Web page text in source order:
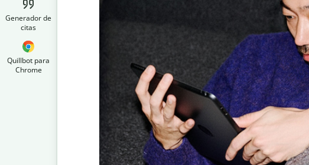
Generador de
citas
Quillbot para
Chrome